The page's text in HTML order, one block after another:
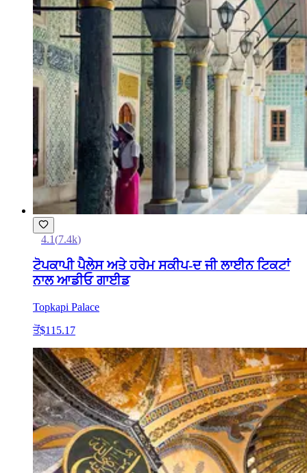
4.1(7.4k)
ਟੋਪਕਾਪੀ ਪੈਲੇਸ ਅਤੇ ਹਰੇਮ ਸਕੀਪ-ਦ ਜੀ ਲਾਈਨ ਟਿਕਟਾਂ
ਨਾਲ ਆਡੀਓ ਗਾਈਡ
Topkapi Palace
ਤੋਂ$115.17